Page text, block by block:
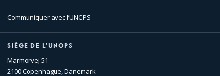
Communiquer avec l’UNOPS
SIÈGE DE L’UNOPS
Marmorvej 51
2100 Copenhague, Danemark